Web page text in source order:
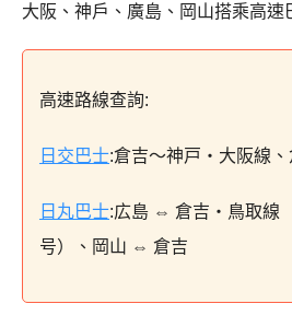
大阪、神戶、廣島、岡山搭乘高速
高速路線查詢:
日交巴士:倉吉～神戸・大阪線
日丸巴士:広島 ⇔ 倉吉・鳥取線
号）、岡山 ⇔ 倉吉